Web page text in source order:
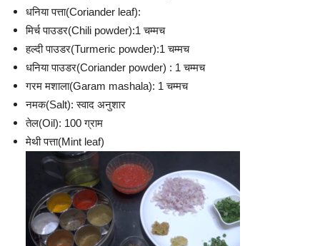
धनिया पत्ता(Coriander leaf):
मिर्च पाउडर(Chili powder):1 चम्मच
हल्दी पाउडर(Turmeric powder):1 चम्मच
धनिया पाउडर(Coriander powder) : 1 चम्मच
गरम मशाला(Garam mashala): 1 चम्मच
नमक(Salt): स्वाद अनुशार
तेल(Oil): 100 ग्राम
मेथी पत्ता(Mint leaf)